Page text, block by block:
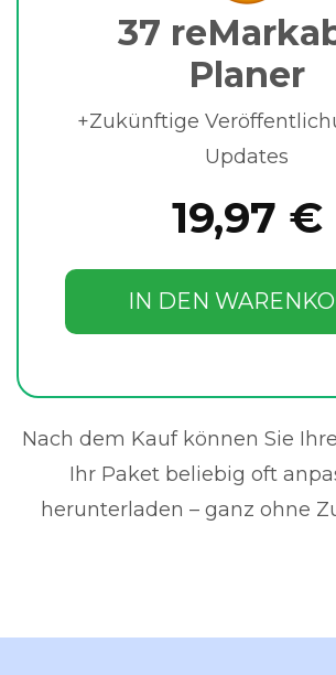
37
Planer
+Zukünftige
Updates
19,97 €
IN DEN
Nach dem Kauf können Sie
Ihr Paket beliebig oft
herunterladen – ganz ohne